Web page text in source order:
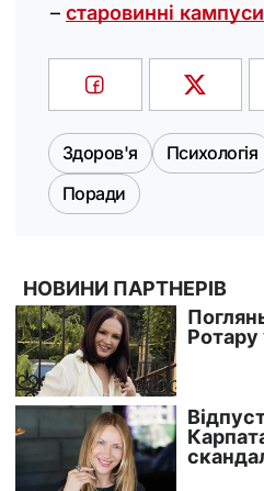
– старовинні кампуси
Здоров'я Психологія
Поради